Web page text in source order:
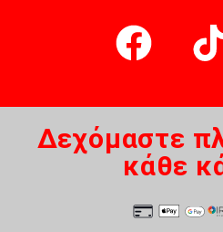
Δεχόμαστε
κάθε